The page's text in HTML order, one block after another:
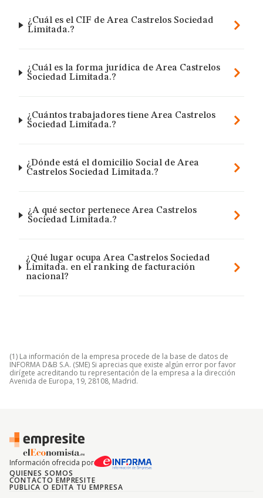
¿Cuál es el CIF de Area Castrelos Sociedad
Limitada.?
¿Cuál es la forma jurídica de Area Castrelos
Sociedad Limitada.?
¿Cuántos trabajadores tiene Area Castrelos
Sociedad Limitada.?
¿Dónde está el domicilio Social de Area
Castrelos Sociedad Limitada.?
¿A qué sector pertenece Area Castrelos
Sociedad Limitada.?
¿Qué lugar ocupa Area Castrelos Sociedad
Limitada. en el ranking de facturación
nacional?
(1) La información de la empresa procede de la base de datos de
INFORMA D&B S.A. (SME) Si aprecias que existe algún error por favor
dirígete acreditando tu representación de la empresa a la dirección
Avenida de Europa, 19, 28108, Madrid.
Información ofrecida por
QUIENES SOMOS
CONTACTO EMPRESITE
PUBLICA O EDITA TU EMPRESA